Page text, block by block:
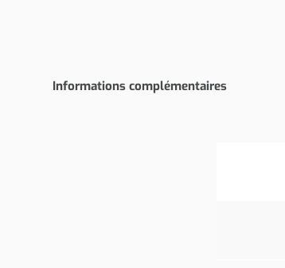
Informations complémentaires